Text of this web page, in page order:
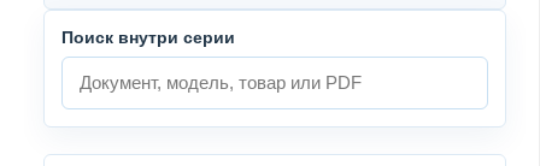
Поиск внутри серии